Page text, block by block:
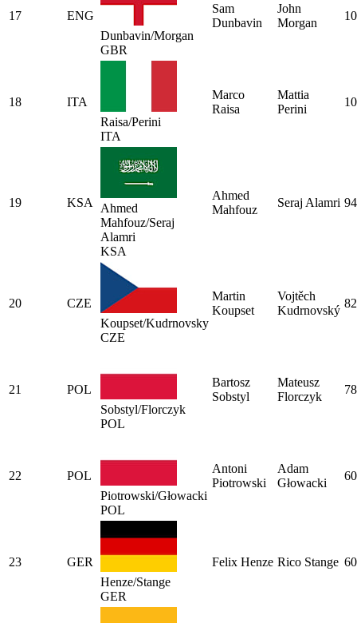
17
ENG
Dunbavin/Morgan
GBR
Sam
Dunbavin
John
Morgan
18
ITA
Raisa/Perini
ITA
Marco
Raisa
Mattia
Perini
19 KSA
Ahmed
Mahfouz/Seraj
Alamri
KSA
Ahmed
Mahfouz
Seraj Alamri 94
20
CZE
Koupset/Kudrnovsky
CZE
Martin
Koupset
Vojtěch
Kudrnovský
82
21
POL
Sobstyl/Florczyk
POL
Bartosz
Sobstyl
Mateusz
Florczyk
78
22
POL
Piotrowski/Głowacki
POL
Antoni
Piotrowski
Adam
Głowacki
60
23
GER
Henze/Stange
GER
Felix Henze Rico Stange 60